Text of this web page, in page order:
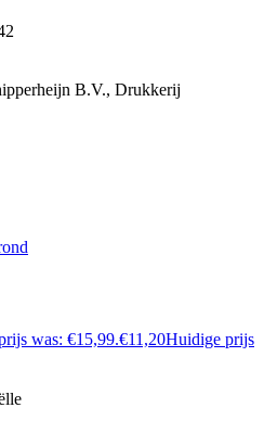
B.V., Drukkerij
was: €15,99.€11,20Huidige prijs